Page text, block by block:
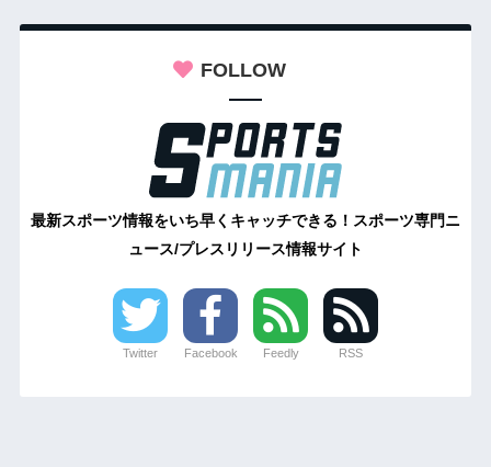
FOLLOW
最新スポーツ情報をいち早くキャッチできる！スポーツ専門ニ
ュース/プレスリリース情報サイト
Twitter Facebook Feedly RSS